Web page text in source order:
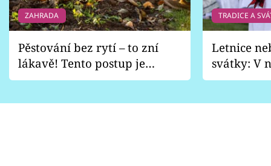
ZAHRADA
Pěstování bez rytí – to zní
lákavě! Tento postup je
vhodný jen pro některé
TRADICE A
Letnice
svátky: V
pondělí